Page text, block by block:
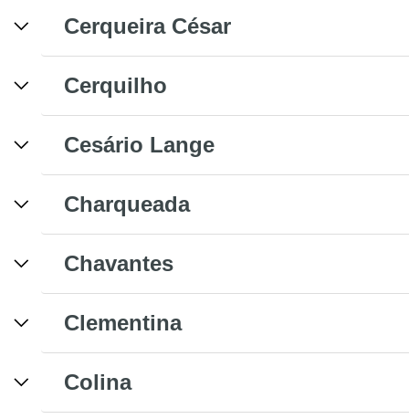
Cerqueira César
Cerquilho
Cesário Lange
Charqueada
Chavantes
Clementina
Colina